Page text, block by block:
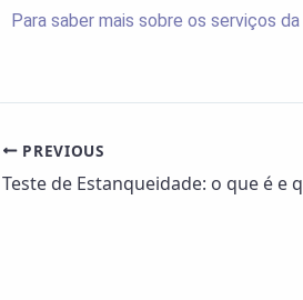
Para saber mais sobre os serviços
PREVIOUS